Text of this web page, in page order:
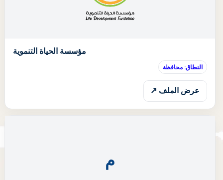
مؤسسة الحياة التنموية
النطاق: محافظة
عرض الملف ↗
م